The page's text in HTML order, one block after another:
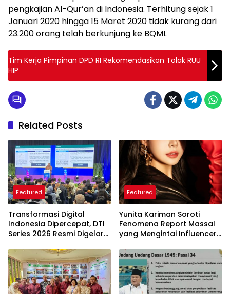
pengkajian Al-Qur’an di Indonesia. Terhitung sejak 1
Januari 2020 hingga 15 Maret 2020 tidak kurang dari
23.200 orang telah berkunjung ke BQMI.
Tim Kerja Pimpinan DPD RI Rekomendasikan Tolak RUU
HIP
Related Posts
Featured
Transformasi Digital
Indonesia Dipercepat, DTI
Series 2026 Resmi Digelar
Featured
Yunita Kariman Soroti
Fenomena Report Massal
yang Mengintai Influencer,
yang Perlu Diketahui